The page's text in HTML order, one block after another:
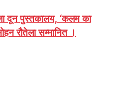
दून पुस्तकालय, ‘कलम का
रौतेला सम्मानित ।